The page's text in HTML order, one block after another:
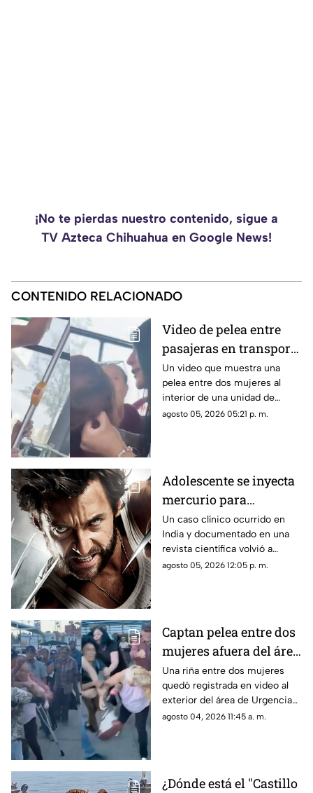
¡No te pierdas nuestro contenido, sigue a
TV Azteca Chihuahua en Google News!
CONTENIDO RELACIONADO
Video de pelea entre
pasajeras en transporte
público se vuelve viral
en redes sociales
Un video que muestra una
pelea entre dos mujeres al
interior de una unidad de
transporte público comenzó a
agosto 05, 2026 05:21 p. m.
Adolescente se inyecta
mercurio para
parecerse a Wolverine
y termina
hospitalizado
Un caso clínico ocurrido en
India y documentado en una
revista científica volvió a
generar interés por los riesgos
agosto 05, 2026 12:05 p. m.
Captan pelea entre dos
mujeres afuera del área
de Urgencias de un
hospital en Chihuahua
| VIDEO
Una riña entre dos mujeres
quedó registrada en video al
exterior del área de Urgencias
de un hospital ubicado en
agosto 04, 2026 11:45 a. m.
¿Dónde está el "Castillo